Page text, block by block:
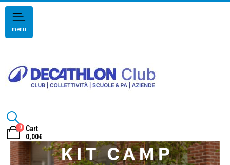
menu
0
Cart
0,00€